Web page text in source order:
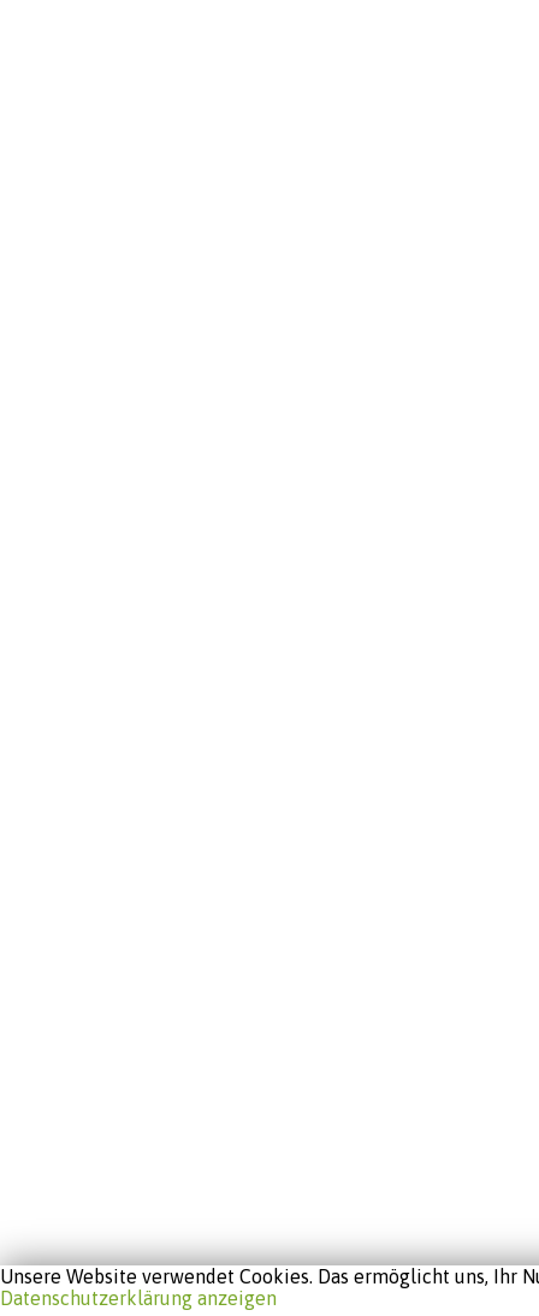
Unsere Website verwendet Cookies. Das ermöglicht uns,
Datenschutzerklärung anzeigen